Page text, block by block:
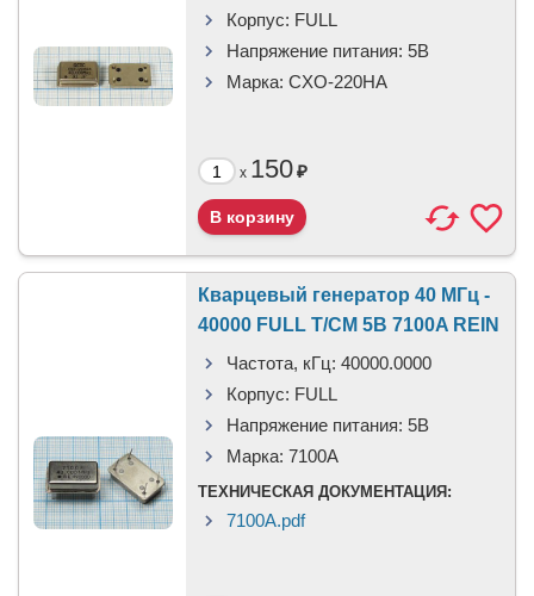
Корпус: FULL
Напряжение питания: 5В
Марка: CXO-220HA
x 150₽
Кварцевый генератор 40 МГц -
40000 FULL T/CM 5В 7100A REIN
Частота, кГц: 40000.0000
Корпус: FULL
Напряжение питания: 5В
Марка: 7100A
ТЕХНИЧЕСКАЯ ДОКУМЕНТАЦИЯ:
7100A.pdf